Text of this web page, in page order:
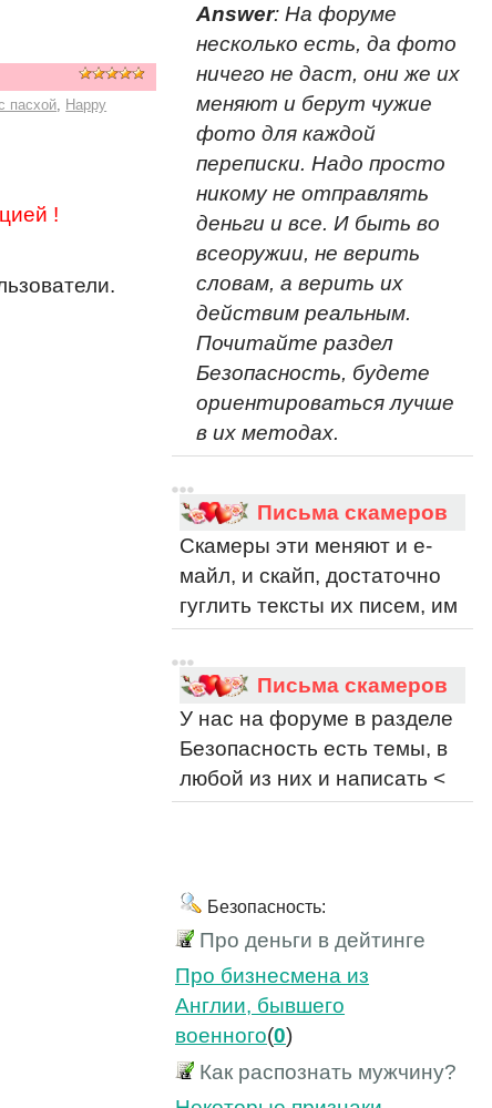
пасхой, Happy
!
Answer: На форуме
несколько есть, да фото
ничего не даст, они же их
меняют и берут чужие
фото для каждой
переписки. Надо просто
никому не отправлять
деньги и все. И быть во
всеоружии, не верить
словам, а верить их
действим реальным.
Почитайте раздел
Безопасность, будете
ориентироваться лучше
в их методах.
Письма скамеров
Скамеры эти меняют и е-
майл, и скайп, достаточно
гуглить тексты их писем, им
Письма скамеров
У нас на форуме в разделе
Безопасность есть темы, в
любой из них и написать <
Безопасность:
Про деньги в дейтинге
Про бизнесмена из
Англии, бывшего
военного(0)
Как распознать мужчину?